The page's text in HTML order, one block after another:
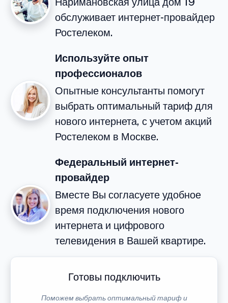
обслуживает интернет-провайдер
Ростелеком.
Используйте опыт
профессионалов
Опытные консультанты помогут
выбрать оптимальный тариф для
нового интернета, с учетом акций
Ростелеком в Москве.
Федеральный интернет-
провайдер
Вместе Вы согласуете удобное
время подключения нового
интернета и цифрового
телевидения в Вашей квартире.
Готовы подключить
Поможем выбрать оптимальный тариф и